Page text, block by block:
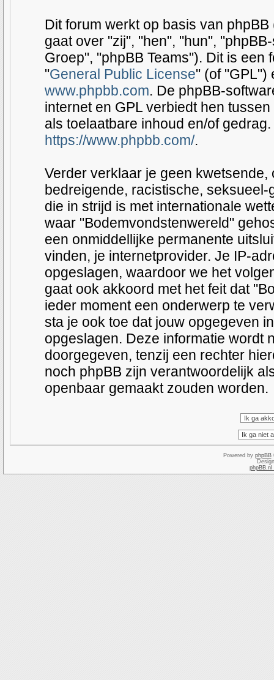
Dit forum werkt op basis van
gaat over "zij", "hen", "hun",
Groep", "phpBB Teams"). Dit is
"General Public License" (of "GPL")
www.phpbb.com. De phpBB-
internet en GPL verbiedt hen
als toelaatbare inhoud en/of
https://www.phpbb.com/.
Verder verklaar je geen
bedreigende, racistische,
die in strijd is met internationale
waar "Bodemvondstenwereld"
een onmiddellijke permanente
vinden, je internetprovider. Je IP-
opgeslagen, waardoor we het
gaat ook akkoord met het feit dat
ieder moment een onderwerp te
sta je ook toe dat jouw opgegeven
opgeslagen. Deze informatie wordt
doorgegeven, tenzij een rechter
noch phpBB zijn verantwoordelijk
openbaar gemaakt zouden worden.
Powered by phpBB
phpBB.nl